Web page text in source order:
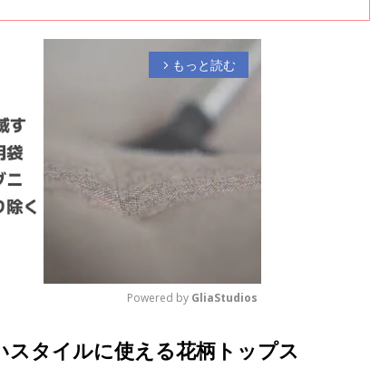
arrow_forward_ios もっと読む
M
Powered by GliaStudios
タイルに使える花柄トップス